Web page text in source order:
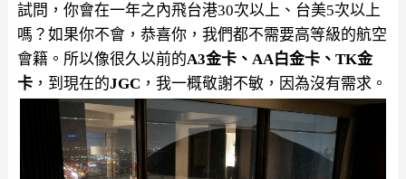
試問，你會在一年之內飛台港30次以上、台美5次以上
嗎？如果你不會，恭喜你，我們都不需要高等級的航空
會籍。 所以像很久以前的A3金卡、AA白金卡、TK金
卡 ，到現在的JGC ，我一概敬謝不敏，因為沒有需求。